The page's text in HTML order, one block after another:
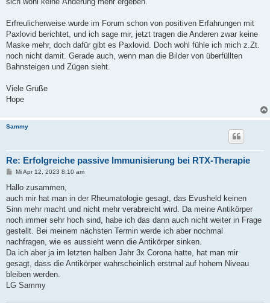
Erfreulicherweise wurde im Forum schon von positiven Erfahrungen mit
Paxlovid berichtet, und ich sage mir, jetzt tragen die Anderen zwar keine
Maske mehr, doch dafür gibt es Paxlovid. Doch wohl fühle ich mich z.Zt.
noch nicht damit. Gerade auch, wenn man die Bilder von überfüllten
Bahnsteigen und Zügen sieht.
Viele Grüße
Hope
Sammy
Re: Erfolgreiche passive Immunisierung bei RTX-Therapie
B
i
r
a
Mi Apr 12, 2023 8:10 am
Hallo zusammen,
auch mir hat man in der Rheumatologie gesagt, das Evusheld keinen
Sinn mehr macht und nicht mehr verabreicht wird. Da meine Antikörper
noch immer sehr hoch sind, habe ich das dann auch nicht weiter in Frage
gestellt. Bei meinem nächsten Termin werde ich aber nochmal
nachfragen, wie es aussieht wenn die Antikörper sinken.
Da ich aber ja im letzten halben Jahr 3x Corona hatte, hat man mir
gesagt, dass die Antikörper wahrscheinlich erstmal auf hohem Niveau
bleiben werden.
LG Sammy